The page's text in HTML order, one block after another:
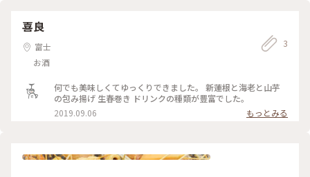
喜良
富士
お酒
3
何でも美味しくてゆっくりできました。 新蓮根と海老と山芋
の包み揚げ 生春巻き ドリンクの種類が豊富でした。
2019.09.06
もっとみる